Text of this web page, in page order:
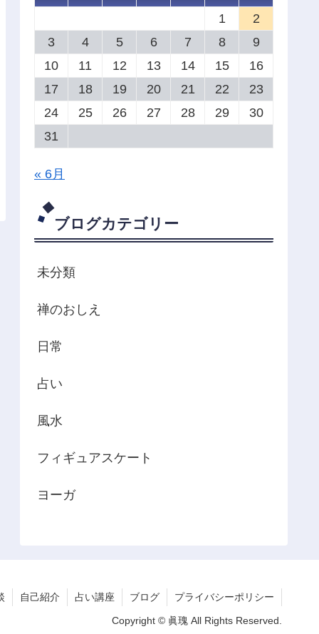
1
2
3
4 5 6 7 8
9
10
11 12 13 14 15
16
17
18 19 20 21 22
23
24
25 26 27 28 29
30
31
« 6月
ブログカテゴリー
未分類
禅のおしえ
日常
占い
風水
フィギュアスケート
ヨーガ
自己紹介 占い講座 ブログ プライバシーポリシー
Copyright © 眞瑰 All Rights Reserved.